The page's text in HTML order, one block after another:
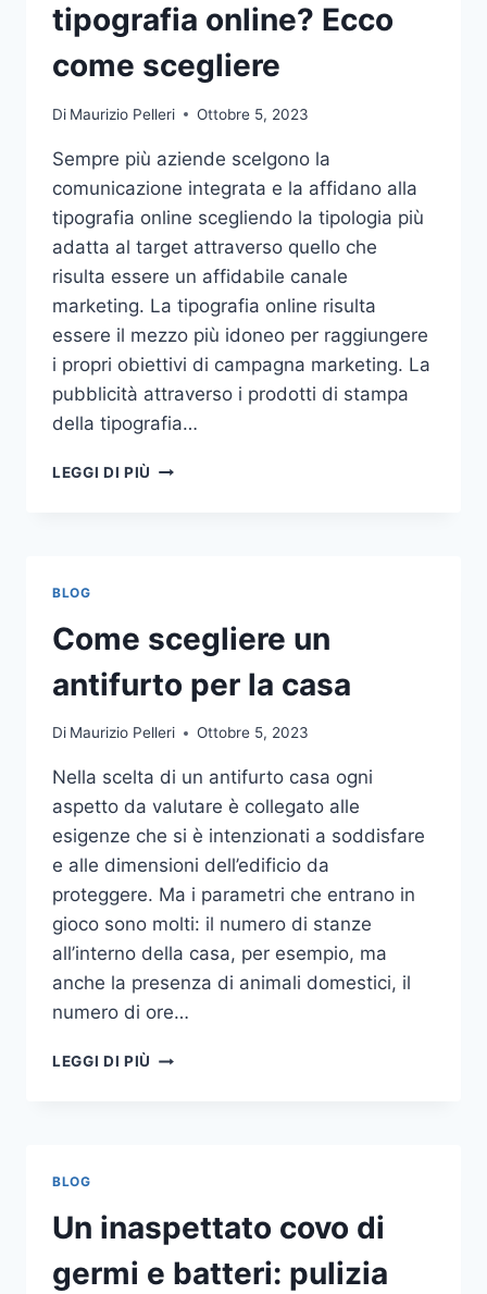
tipografia online? Ecco
come scegliere
Di Maurizio Pelleri Ottobre 5, 2023
Sempre più aziende scelgono la
comunicazione integrata e la affidano alla
tipografia online scegliendo la tipologia più
adatta al target attraverso quello che
risulta essere un affidabile canale
marketing. La tipografia online risulta
essere il mezzo più idoneo per raggiungere
i propri obiettivi di campagna marketing. La
pubblicità attraverso i prodotti di stampa
della tipografia…
LEGGI DI PIÙ VUOI
A
UNA
TIPOGRAFIA
ECCO
SCEGLIERE
BLOG
Come scegliere un
antifurto per la casa
Di Maurizio Pelleri Ottobre 5, 2023
Nella scelta di un antifurto casa ogni
aspetto da valutare è collegato alle
esigenze che si è intenzionati a soddisfare
e alle dimensioni dell’edificio da
proteggere. Ma i parametri che entrano in
gioco sono molti: il numero di stanze
all’interno della casa, per esempio, ma
anche la presenza di animali domestici, il
numero di ore…
LEGGI DI PIÙ COME
BLOG
Un inaspettato covo di
germi e batteri: pulizia